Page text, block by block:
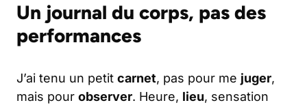
Un journal du corps, pas des
performances
J’ai tenu un petit carnet, pas pour me juger,
mais pour observer. Heure, lieu, sensation